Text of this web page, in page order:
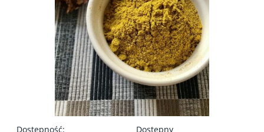
Dostępność:
Dostępny